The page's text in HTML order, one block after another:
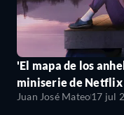
'El mapa de los
miniserie de Netflix
Juan José Mateo17 jul